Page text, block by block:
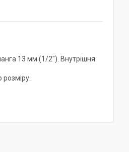
13 мм (1/2"). Внутрішня